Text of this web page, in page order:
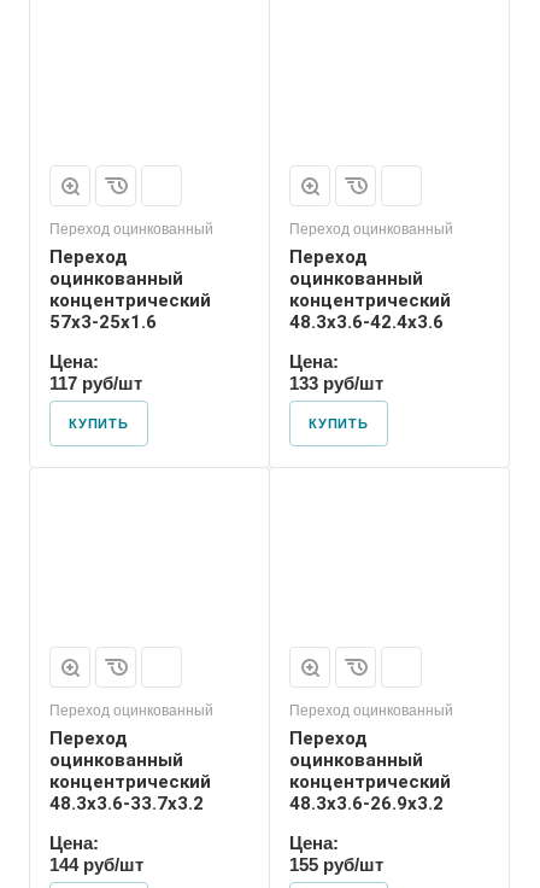
Переход оцинкованный
Переход
оцинкованный
концентрический
57х3-25х1.6
Цена:
117 руб/шт
КУПИТЬ
Переход оцинкованный
Переход
оцинкованный
концентрический
48.3х3.6-42.4х3.6
Цена:
133 руб/шт
КУПИТЬ
Переход оцинкованный
Переход
оцинкованный
концентрический
48.3х3.6-33.7х3.2
Цена:
144 руб/шт
Переход оцинкованный
Переход
оцинкованный
концентрический
48.3х3.6-26.9х3.2
Цена:
155 руб/шт